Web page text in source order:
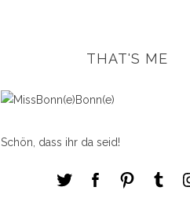
THAT'S ME
Schön, dass ihr da seid!